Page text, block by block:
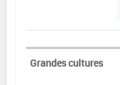
Grandes cultures